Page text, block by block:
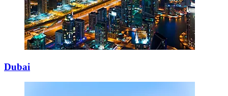
Dubai